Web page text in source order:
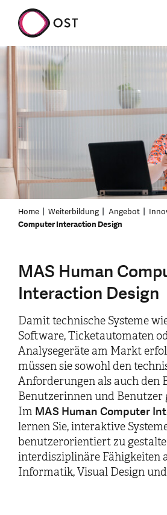
Home Weiterbildung Angebot
Computer Interaction Design
MAS Human
Interaction Design
Damit technische Systeme
Software, Ticketautomaten
Analysegeräte am Markt
müssen sie sowohl den
Anforderungen als auch den
Benutzerinnen und Benutzer
Im MAS Human Computer
lernen Sie, interaktive
benutzerorientiert zu
interdisziplinäre Fähigkeiten
Informatik, Visual Design